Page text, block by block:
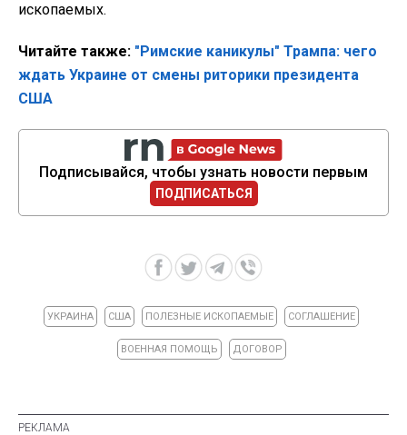
ископаемых.
Читайте также: "Римские каникулы" Трампа: чего
ждать Украине от смены риторики президента
США
Подписывайся, чтобы узнать новости первым
ПОДПИСАТЬСЯ
УКРАИНА США ПОЛЕЗНЫЕ ИСКОПАЕМЫЕ СОГЛАШЕНИЕ
ВОЕННАЯ ПОМОЩЬ ДОГОВОР